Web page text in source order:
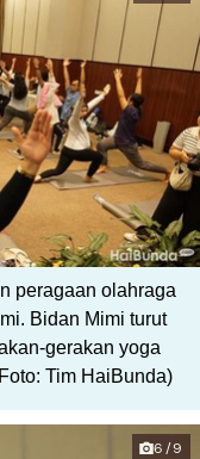
peragaan olahraga
Bidan Mimi turut
gerakan yoga
Tim HaiBunda)
6/9